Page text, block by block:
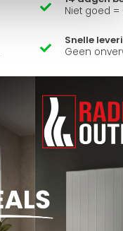
Niet goed
Snelle
Geen